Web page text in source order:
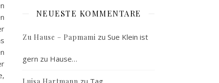
NEUESTE KOMMENTARE
Zu Hause – Papmami zu Sue Klein ist
gern zu Hause…
zu Tag